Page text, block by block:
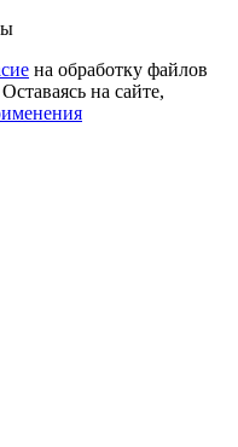
на обработку файлов
на сайте,